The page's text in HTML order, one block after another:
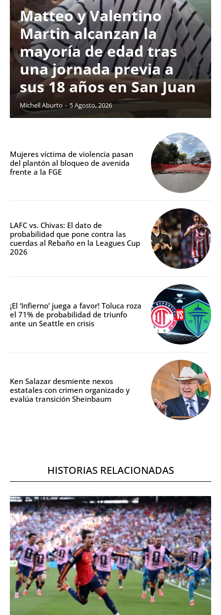
Matteo y Valentino
Martin alcanzan la
mayoría de edad tras
una jornada previa a
sus 18 años en San Juan
Michell Aburto - 5 Agosto, 2026
Mujeres víctima de violencia pasan
del plantón al bloqueo de avenida
frente a la FGE
LAFC vs. Chivas: El dato de
probabilidad que pone contra las
cuerdas al Rebaño en la Leagues Cup
2026
¡El ‘Infierno’ juega a favor! Toluca roza
el 71% de probabilidad de triunfo
ante un Seattle en crisis
Ken Salazar desmiente nexos
estatales con crimen organizado y
evalúa transición Sheinbaum
HISTORIAS RELACIONADAS